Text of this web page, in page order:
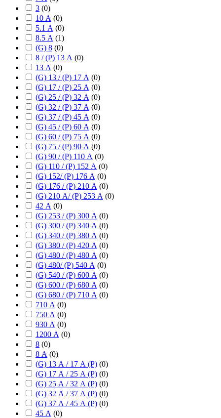
3 (0)
10 А (0)
5.1 А (0)
8.5 А (1)
(G) 8 (0)
8 / (P) 13 А (0)
13 А (0)
(G) 13 / (P) 17 А (0)
(G) 17 / (P) 25 А (0)
(G) 25 / (P) 32 А (0)
(G) 32 / (P) 37 А (0)
(G) 37 / (P) 45 А (0)
(G) 45 / (P) 60 А (0)
(G) 60 / (P) 75 А (0)
(G) 75 / (P) 90 А (0)
(G) 90 / (P) 110 А (0)
(G) 110 / (P) 152 А (0)
(G) 152/ (P) 176 А (0)
(G) 176 / (P) 210 А (0)
(G) 210 А/ (P) 253 А (0)
42 А (0)
(G) 253 / (P) 300 А (0)
(G) 300 / (P) 340 А (0)
(G) 340 / (P) 380 А (0)
(G) 380 / (P) 420 А (0)
(G) 480 / (P) 480 А (0)
(G) 480/ (P) 540 А (0)
(G) 540 / (P) 600 А (0)
(G) 600 / (P) 680 А (0)
(G) 680 / (P) 710 А (0)
710 А (0)
750 А (0)
930 А (0)
1200 А (0)
8 (0)
8 А (0)
(G) 13 А / 17 А (P) (0)
(G) 17 А / 25 А (P) (0)
(G) 25 А / 32 А (P) (0)
(G) 32 А / 37 А (P) (0)
(G) 37 А / 45 А (P) (0)
45 А (0)